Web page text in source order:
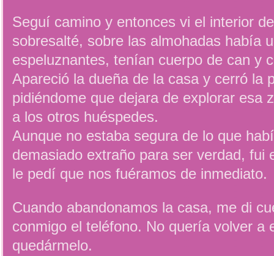
Seguí camino y entonces vi el interior
sobresalté, sobre las almohadas había
espeluznantes, tenían cuerpo de can y
Apareció la dueña de la casa y cerró la
pidiéndome que dejara de explorar esa
a los otros huéspedes.
Aunque no estaba segura de lo que
demasiado extraño para ser verdad, fui
le pedí que nos fuéramos de inmediato.
Cuando abandonamos la casa, me di
conmigo el teléfono. No quería volver a
quedármelo.